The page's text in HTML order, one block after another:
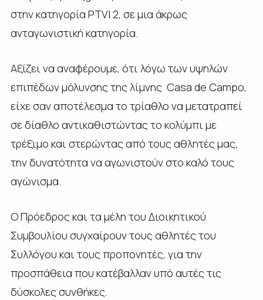
στην κατηγορία PTVI 2, σε μια άκρως
ανταγωνιστική κατηγορία.
Αξίζει να αναφέρουμε, ότι λόγω των υψηλών
επιπέδων μόλυνσης της λίμνης Casa de Campo,
είχε σαν αποτέλεσμα το τρίαθλο να μετατραπεί
σε δίαθλο αντικαθιστώντας το κολύμπι με
τρέξιμο και στερώντας από τους αθλητές μας,
την δυνατότητα να αγωνιστούν στο καλό τους
αγώνισμα.
Ο Πρόεδρος και τα μέλη του Διοικητικού
Συμβουλίου συγχαίρουν τους αθλητές του
Συλλόγου και τους προπονητές, για την
προσπάθεια που κατέβαλλαν υπό αυτές τις
δύσκολες συνθήκες.